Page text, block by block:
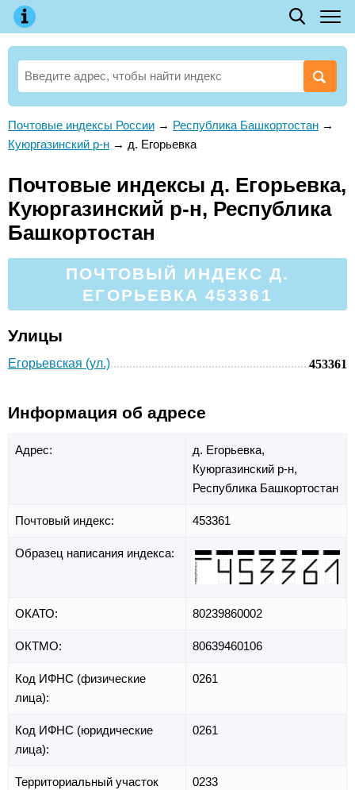
Почтовые индексы России → Республика Башкортостан →
Куюргазинский р-н → д. Егорьевка
Почтовые индексы д. Егорьевка,
Куюргазинский р-н, Республика
Башкортостан
ПОЧТОВЫЙ ИНДЕКС Д.
ЕГОРЬЕВКА 453361
Улицы
Егорьевская (ул.) 453361
Информация об адресе
Адрес:
д. Егорьевка,
Куюргазинский р-н,
Республика Башкортостан
Почтовый индекс: 453361
Образец написания индекса:
ОКАТО: 80239860002
ОКТМО: 80639460106
Код ИФНС (физические
лица):
0261
Код ИФНС (юридические
лица):
0261
Территориальный участок
0233